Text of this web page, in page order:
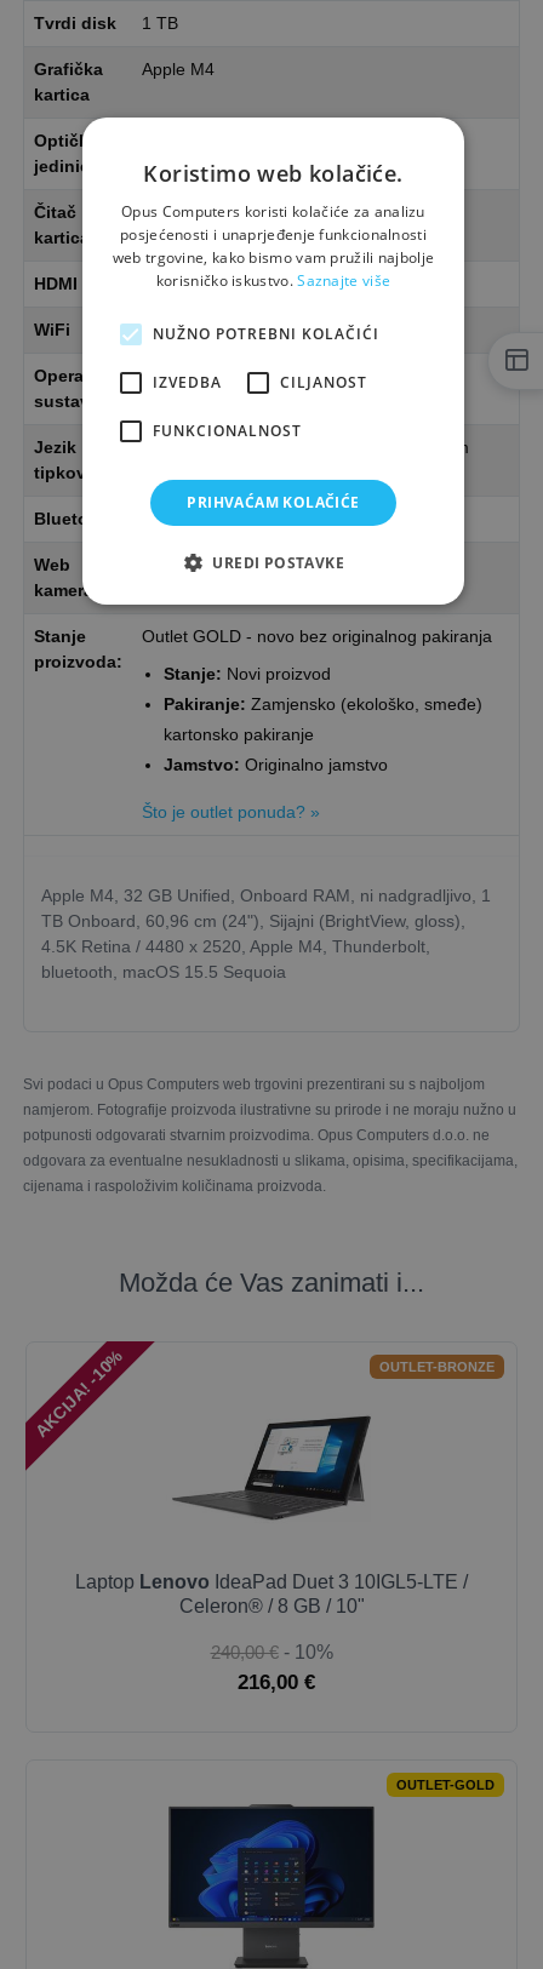
Tvrdi disk 1 TB
Grafička
kartica
Apple M4
Optička
jedinica
Čitač
kartica
Ne
HDMI 0x
WiFi Da
Operativni
sustav
macOS 15.5 Sequoia
Jezik
tipkovnice
German keyboard s ugraviranim hrvatskim
Bluetooth da
Web
kamera
Stanje
proizvoda:
Outlet GOLD - novo bez originalnog pakiranja
Stanje: Novi proizvod
Pakiranje: Zamjensko (ekološko, smeđe)
kartonsko pakiranje
Jamstvo: Originalno jamstvo
Što je outlet ponuda? »
Apple M4, 32 GB Unified, Onboard RAM, ni nadgradljivo, 1
TB Onboard, 60,96 cm (24"), Sijajni (BrightView, gloss),
4.5K Retina / 4480 x 2520, Apple M4, Thunderbolt,
bluetooth, macOS 15.5 Sequoia
Svi podaci u Opus Computers web trgovini prezentirani su s najboljom
namjerom. Fotografije proizvoda ilustrativne su prirode i ne moraju nužno u
potpunosti odgovarati stvarnim proizvodima. Opus Computers d.o.o. ne
odgovara za eventualne nesukladnosti u slikama, opisima, specifikacijama,
cijenama i raspoloživim količinama proizvoda.
Možda će Vas zanimati i...
AKCIJA! -10% OUTLET-BRONZE
Laptop Lenovo IdeaPad Duet 3 10IGL5-LTE /
Celeron® / 8 GB / 10"
240,00 € - 10%
216,00 €
OUTLET-GOLD
Koristimo web kolačiće.
Opus Computers koristi kolačiće za analizu
posjećenosti i unaprjeđenje funkcionalnosti
web trgovine, kako bismo vam pružili najbolje
korisničko iskustvo.Saznajte više
NUŽNO POTREBNI KOLAČIĆI
IZVEDBA CILJANOST
FUNKCIONALNOST
PRIHVAĆAM KOLAČIĆE
UREDI POSTAVKE